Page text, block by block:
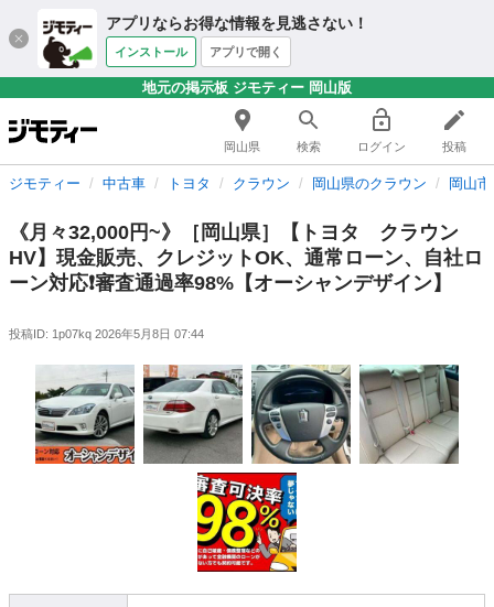
アプリならお得な情報を見逃さない！
インストール アプリで開く
地元の掲示板 ジモティー 岡山版
岡山県 検索 ログイン 投稿
ジモティー 中古車 トヨタ クラウン 岡山県のクラウン 岡山
《月々32,000円~》［岡山県］【トヨタ クラウン
HV】現金販売、クレジットOK、通常ローン、自社ロ
ーン対応❗️審査通過率98%【オーシャンデザイン】
投稿ID: 1p07kq 2026年5月8日 07:44